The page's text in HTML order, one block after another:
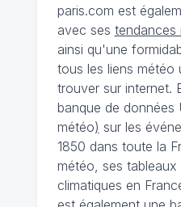
paris.com est
avec ses tendances
ainsi qu'une
tous les liens météo
trouver sur internet.
banque de données
météo) sur les
1850 dans toute la
météo, ses tableaux
climatiques en